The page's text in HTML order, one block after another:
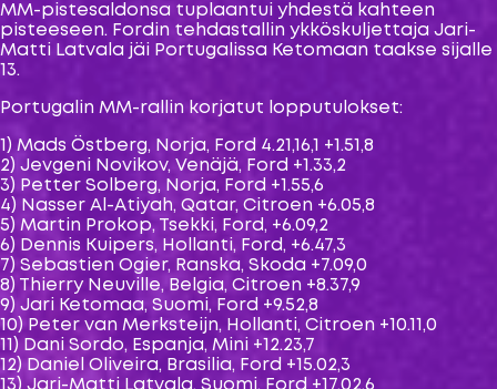
MM-pistesaldonsa tuplaantui yhdestä kahteen
pisteeseen. Fordin tehdastallin ykköskuljettaja Jari-
Matti Latvala jäi Portugalissa Ketomaan taakse sijalle
13.
Portugalin MM-rallin korjatut lopputulokset:
1) Mads Östberg, Norja, Ford 4.21,16,1 +1.51,8
2) Jevgeni Novikov, Venäjä, Ford +1.33,2
3) Petter Solberg, Norja, Ford +1.55,6
4) Nasser Al-Atiyah, Qatar, Citroen +6.05,8
5) Martin Prokop, Tsekki, Ford, +6.09,2
6) Dennis Kuipers, Hollanti, Ford, +6.47,3
7) Sebastien Ogier, Ranska, Skoda +7.09,0
8) Thierry Neuville, Belgia, Citroen +8.37,9
9) Jari Ketomaa, Suomi, Ford +9.52,8
10) Peter van Merksteijn, Hollanti, Citroen +10.11,0
11) Dani Sordo, Espanja, Mini +12.23,7
12) Daniel Oliveira, Brasilia, Ford +15.02,3
13) Jari-Matti Latvala, Suomi, Ford +17.02,6